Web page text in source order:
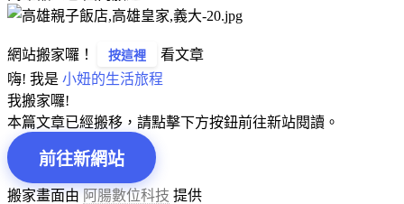
網站搬家囉！ 按這裡
看文章
嗨! 我是 小妞的生活旅程
我搬家囉!
本篇文章已經搬移，請點擊下方按鈕前往新站閱讀。
前往新網站
搬家畫面由 阿腸數位科技 提供